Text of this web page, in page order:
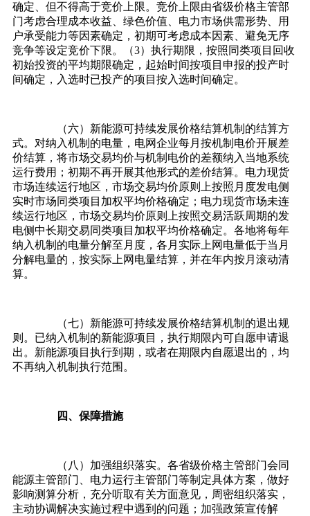
确定、但不得高于竞价上限。竞价上限由省级价格主管部
门考虑合理成本收益、绿色价值、电力市场供需形势、用
户承受能力等因素确定，初期可考虑成本因素、避免无序
竞争等设定竞价下限。（3）执行期限，按照同类项目回收
初始投资的平均期限确定，起始时间按项目申报的投产时
间确定，入选时已投产的项目按入选时间确定。
（六）新能源可持续发展价格结算机制的结算方
式。对纳入机制的电量，电网企业每月按机制电价开展差
价结算，将市场交易均价与机制电价的差额纳入当地系统
运行费用；初期不再开展其他形式的差价结算。电力现货
市场连续运行地区，市场交易均价原则上按照月度发电侧
实时市场同类项目加权平均价格确定；电力现货市场未连
续运行地区，市场交易均价原则上按照交易活跃周期的发
电侧中长期交易同类项目加权平均价格确定。各地将每年
纳入机制的电量分解至月度，各月实际上网电量低于当月
分解电量的，按实际上网电量结算，并在年内按月滚动清
算。
（七）新能源可持续发展价格结算机制的退出规
则。已纳入机制的新能源项目，执行期限内可自愿申请退
出。新能源项目执行到期，或者在期限内自愿退出的，均
不再纳入机制执行范围。
四、保障措施
（八）加强组织落实。各省级价格主管部门会同
能源主管部门、电力运行主管部门等制定具体方案，做好
影响测算分析，充分听取有关方面意见，周密组织落实，
主动协调解决实施过程中遇到的问题；加强政策宣传解